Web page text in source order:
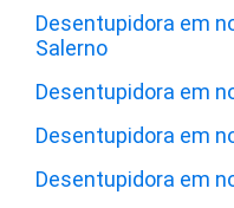
Desentupidora em
Salerno
Desentupidora em
Desentupidora em
Desentupidora em